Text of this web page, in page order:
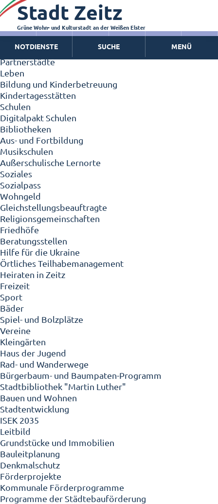
Zeitz - Die Kleinstadt
Willkommen in Zeitz!
Interview mit Oberbürgermeister Christian Thieme
Zeitz - Stadt der Zukunft
Ortschaften
Partnerstädte
Leben
Bildung und Kinderbetreuung
Kindertagesstätten
Schulen
Digitalpakt Schulen
Bibliotheken
Aus- und Fortbildung
Musikschulen
Außerschulische Lernorte
Soziales
Sozialpass
Wohngeld
Gleichstellungsbeauftragte
Religionsgemeinschaften
Friedhöfe
Beratungsstellen
Hilfe für die Ukraine
Örtliches Teilhabemanagement
Heiraten in Zeitz
Freizeit
Sport
Bäder
Spiel- und Bolzplätze
Vereine
Kleingärten
Haus der Jugend
Rad- und Wanderwege
Bürgerbaum- und Baumpaten-Programm
Stadtbibliothek "Martin Luther"
Bauen und Wohnen
Stadtentwicklung
ISEK 2035
Leitbild
Grundstücke und Immobilien
Bauleitplanung
Denkmalschutz
Förderprojekte
Kommunale Förderprogramme
Programme der Städtebauförderung
Stadt Zeitz
Grüne Wohn- und Kulturstadt an der Weißen Elster
NOTDIENSTE SUCHE MENÜ